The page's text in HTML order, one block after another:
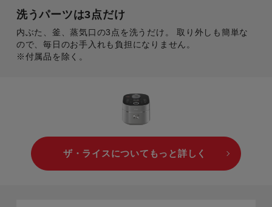
洗うパーツは3点だけ
内ぶた、釜、蒸気口の3点を洗うだけ。
取り外しも簡単な
ので、毎日のお手入れも負担になりません。
※付属品を除く。
ザ・ライスについてもっと詳しく